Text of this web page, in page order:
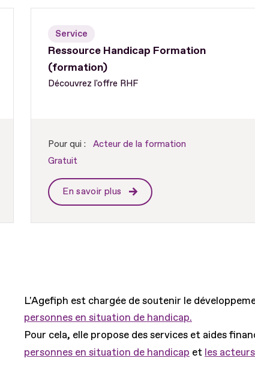
Ressource Handicap Formation
(formation)
Service
Découvrez l'offre RHF
Pour qui :
Acteur de la formation
Gratuit
En savoir plus
L'Agefiph est chargée de soutenir le
personnes en situation de handicap.
Pour cela, elle propose des services et aides
personnes en situation de handicap et les